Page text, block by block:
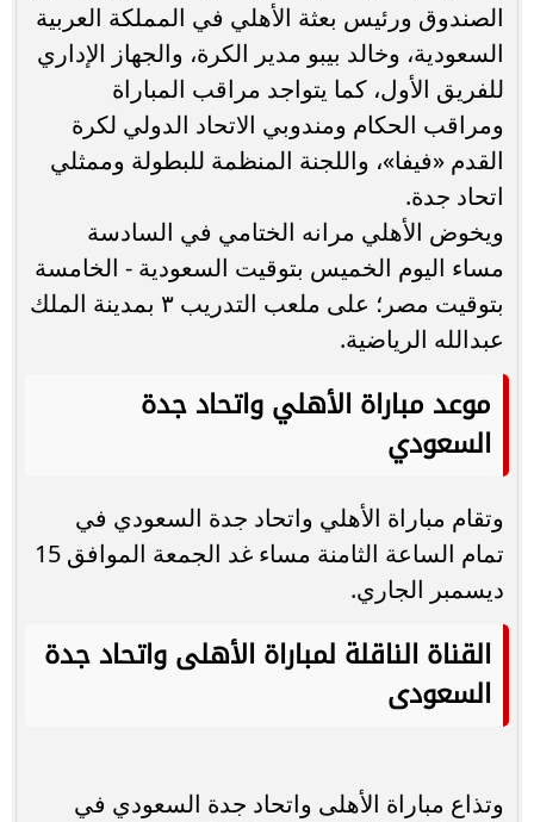
الصندوق ورئيس بعثة الأهلي في المملكة العربية
السعودية، وخالد بيبو مدير الكرة، والجهاز الإداري
للفريق الأول، كما يتواجد مراقب المباراة
ومراقب الحكام ومندوبي الاتحاد الدولي لكرة
القدم «فيفا»، واللجنة المنظمة للبطولة وممثلي
اتحاد جدة.
ويخوض الأهلي مرانه الختامي في السادسة
مساء اليوم الخميس بتوقيت السعودية - الخامسة
بتوقيت مصر؛ على ملعب التدريب ٣ بمدينة الملك
عبدالله الرياضية.
موعد مباراة الأهلي واتحاد جدة
السعودي
وتقام مباراة الأهلي واتحاد جدة السعودي في
تمام الساعة الثامنة مساء غد الجمعة الموافق 15
ديسمبر الجاري.
القناة الناقلة لمباراة الأهلى واتحاد جدة
السعودى
وتذاع مباراة الأهلى واتحاد جدة السعودي في